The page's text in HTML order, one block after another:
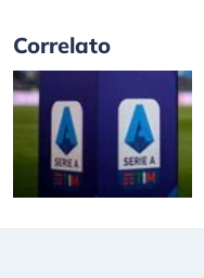
Correlato